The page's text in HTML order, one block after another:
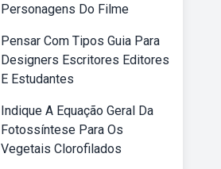
Personagens Do Filme
Pensar Com Tipos Guia Para
Designers Escritores Editores
E Estudantes
Indique A Equação Geral Da
Fotossíntese Para Os
Vegetais Clorofilados